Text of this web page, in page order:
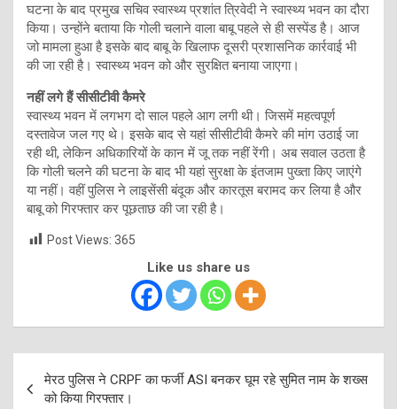
घटना के बाद प्रमुख सचिव स्वास्थ्य प्रशांत त्रिवेदी ने स्वास्थ्य भवन का दौरा
किया। उन्‍होंने बताया कि गोली चलाने वाला बाबू पहले से ही सस्पेंड है। आज
जो मामला हुआ है इसके बाद बाबू के खिलाफ दूसरी प्रशासनिक कार्रवाई भी
की जा रही है। स्वास्थ्य भवन को और सुरक्षित बनाया जाएगा।
नहीं लगे हैं सीसीटीवी कैमरे
स्वास्थ्य भवन में लगभग दो साल पहले आग लगी थी। जिसमें महत्वपूर्ण
दस्‍तावेज जल गए थे। इसके बाद से यहां सीसीटीवी कैमरे की मांग उठाई जा
रही थी, लेकिन अधिकारियों के कान में जू तक नहीं रेंगी। अब सवाल उठता है
कि गोली चलने की घटना के बाद भी यहां सुरक्षा के इंतजाम पुख्‍ता किए जाएंगे
या नहीं। वहीं पुलिस ने लाइसेंसी बंदूक और कारतूस बरामद कर लिया है और
बाबू को गिरफ्तार कर पूछताछ की जा रही है।
Post Views: 365
Like us share us
Post
navigation
मेरठ पुलिस ने CRPF का फर्जी ASI बनकर घूम रहे सुमित नाम के शख्स
को किया गिरफ्तार।